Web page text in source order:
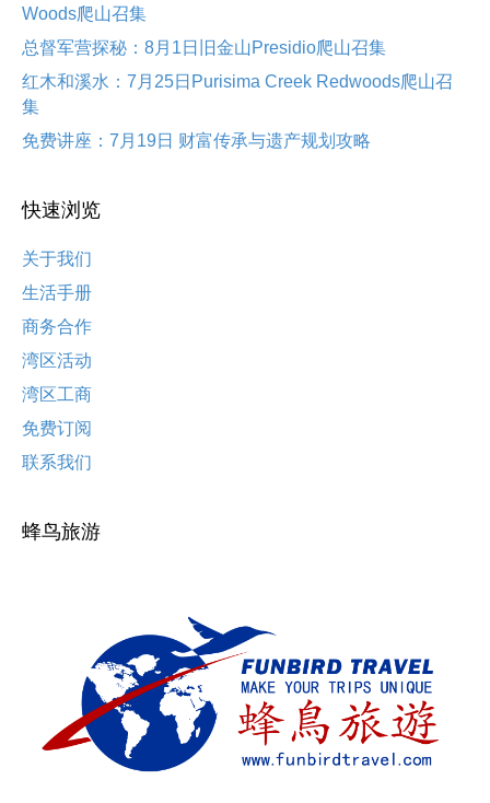
Woods爬山召集
总督军营探秘：8月1日旧金山Presidio爬山召集
红木和溪水：7月25日Purisima Creek Redwoods爬山召
集
免费讲座：7月19日 财富传承与遗产规划攻略
快速浏览
关于我们
生活手册
商务合作
湾区活动
湾区工商
免费订阅
联系我们
蜂鸟旅游